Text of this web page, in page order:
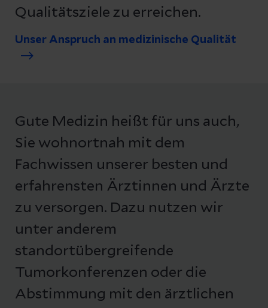
Qualitätsziele zu erreichen.
Unser Anspruch an medizinische Qualität
Gute Medizin heißt für uns auch,
Sie wohnortnah mit dem
Fachwissen unserer besten und
erfahrensten Ärztinnen und Ärzte
zu versorgen. Dazu nutzen wir
unter anderem
standortübergreifende
Tumorkonferenzen oder die
Abstimmung mit den ärztlichen